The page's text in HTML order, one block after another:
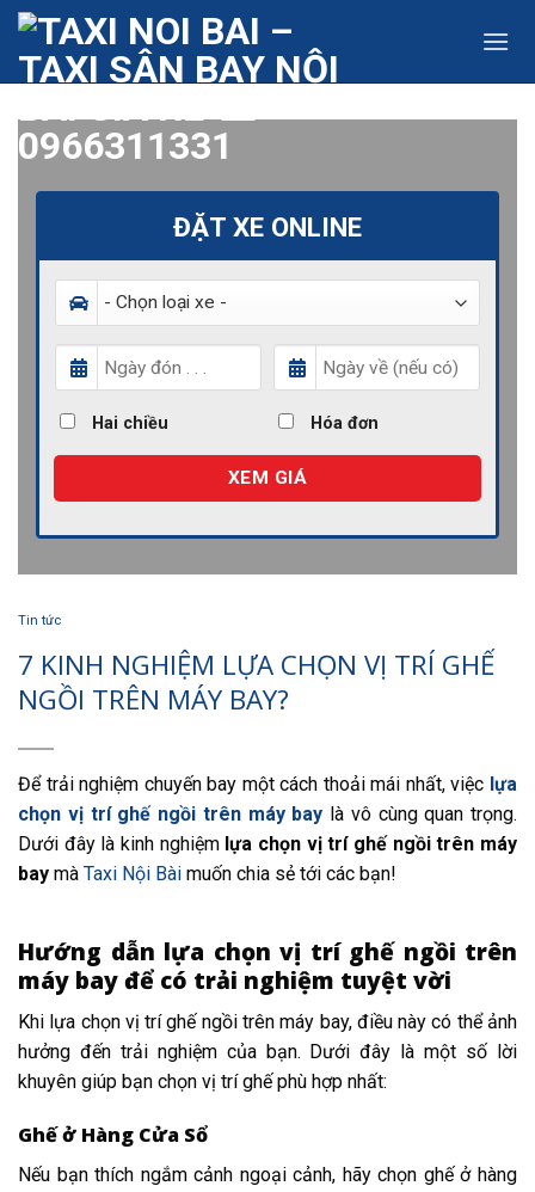
Skip
content
ĐẶT XE ONLINE
Hai chiều Hóa đơn
XEM GIÁ
Tin tức
7 KINH NGHIỆM LỰA CHỌN VỊ TRÍ GHẾ
NGỒI TRÊN MÁY BAY?
Để trải nghiệm chuyến bay một cách thoải mái nhất, việc lựa
chọn vị trí ghế ngồi trên máy bay là vô cùng quan trọng.
Dưới đây là kinh nghiệm lựa chọn vị trí ghế ngồi trên máy
bay mà Taxi Nội Bài muốn chia sẻ tới các bạn!
Hướng dẫn lựa chọn vị trí ghế ngồi trên
máy bay để có trải nghiệm tuyệt vời
Khi lựa chọn vị trí ghế ngồi trên máy bay, điều này có thể ảnh
hưởng đến trải nghiệm của bạn. Dưới đây là một số lời
khuyên giúp bạn chọn vị trí ghế phù hợp nhất:
Ghế ở Hàng Cửa Sổ
Nếu bạn thích ngắm cảnh ngoại cảnh, hãy chọn ghế ở hàng